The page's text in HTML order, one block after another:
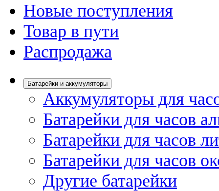
Новые поступления
Товар в пути
Распродажа
Батарейки и аккумуляторы
Аккумуляторы для
Батарейки для часов
Батарейки для часов
Батарейки для часов
Другие батарейки